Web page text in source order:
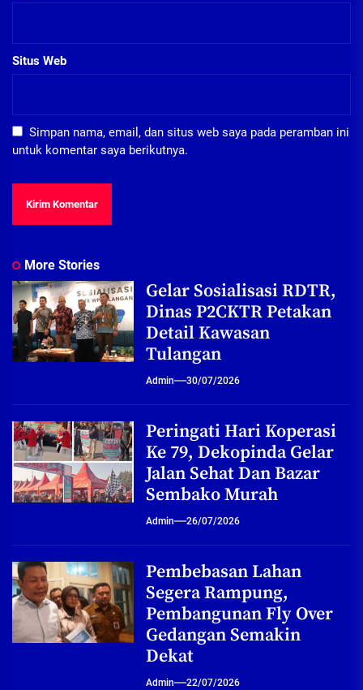
Situs Web
Simpan nama, email, dan situs web saya pada peramban ini
untuk komentar saya berikutnya.
More Stories
Gelar Sosialisasi RDTR,
Dinas P2CKTR Petakan
Detail Kawasan
Tulangan
Admin 30/07/2026
Peringati Hari Koperasi
Ke 79, Dekopinda Gelar
Jalan Sehat Dan Bazar
Sembako Murah
Admin 26/07/2026
Pembebasan Lahan
Segera Rampung,
Pembangunan Fly Over
Gedangan Semakin
Dekat
Admin 22/07/2026